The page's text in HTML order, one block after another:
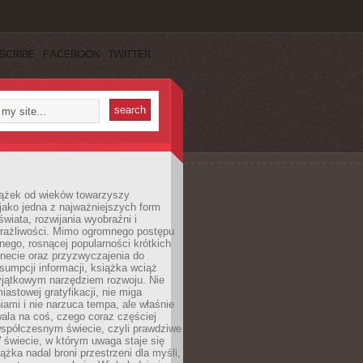
FACEBOOK TWITTER
od wieków towarzyszy
jedna z najważniejszych form
rozwijania wyobraźni i
Mimo ogromnego postępu
rosnącej popularności krótkich
oraz przyzwyczajenia do
informacji, książka wciąż
narzędziem rozwoju. Nie
gratyfikacji, nie miga
i nie narzuca tempa, ale właśnie
na coś, czego coraz częściej
świecie, czyli prawdziwe
świecie, w którym uwaga staje się
nadal broni przestrzeni dla myśli,